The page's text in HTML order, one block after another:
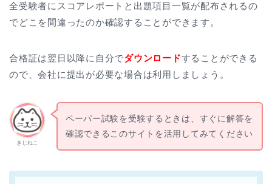
全受験者にスコアレポートと出題項目一覧が配布されるの
でどこを間違ったのか確認することができます。
合格証は翌日以降に自分でダウンロードすることができる
ので、会社に提出が必要な場合は利用しましょう。
きじねこ
ペーパー試験を受験するときは、すぐに解答を
確認できるこのサイトを活用してみてください